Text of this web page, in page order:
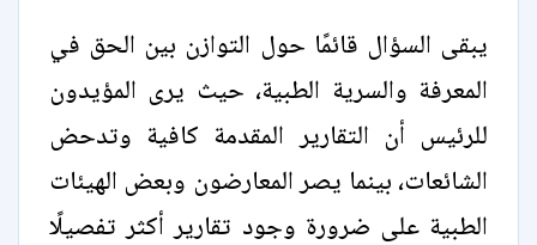
يبقى السؤال قائمًا حول التوازن بين الحق في
المعرفة والسرية الطبية، حيث يرى المؤيدون
للرئيس أن التقارير المقدمة كافية وتدحض
الشائعات، بينما يصر المعارضون وبعض الهيئات
الطبية على ضرورة وجود تقارير أكثر تفصيلًا